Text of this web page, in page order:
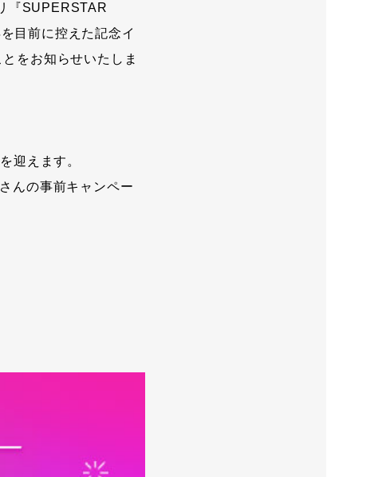
『SUPERSTAR
目前に控えた記念イ
をお知らせいたしま
迎えます。
んの事前キャンペー